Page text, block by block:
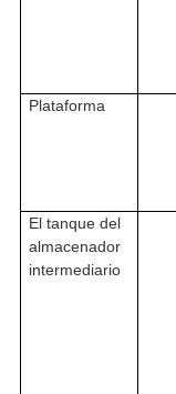
Plataforma
El tanque del
almacenador
intermediario